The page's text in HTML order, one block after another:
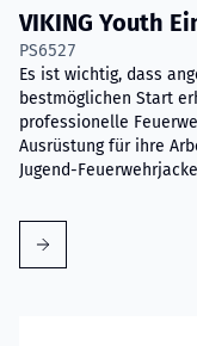
VIKING Youth
PS6527
Es ist wichtig, dass
bestmöglichen Start
professionelle
Ausrüstung für ihre
Jugend-